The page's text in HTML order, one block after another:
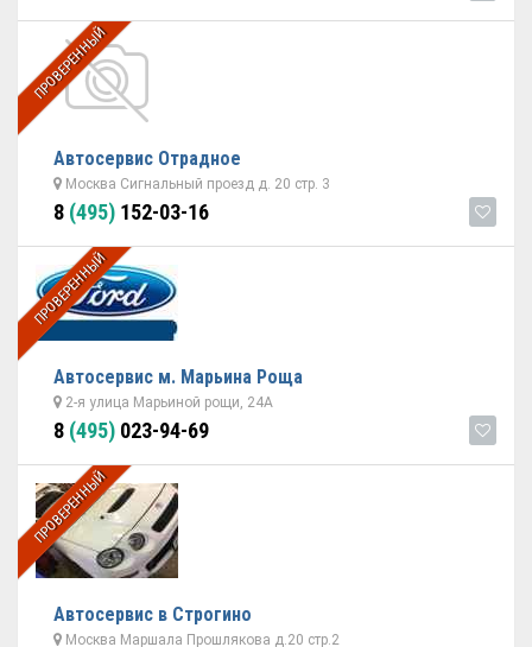
ПРОВЕРЕННЫЙ
Автосервис Отрадное
Москва Сигнальный проезд д. 20 стр. 3
8 (495) 152-03-16
ПРОВЕРЕННЫЙ
Автосервис м. Марьина Роща
2-я улица Марьиной рощи, 24А
8 (495) 023-94-69
ПРОВЕРЕННЫЙ
Автосервис в Строгино
Москва Маршала Прошлякова д.20 стр.2